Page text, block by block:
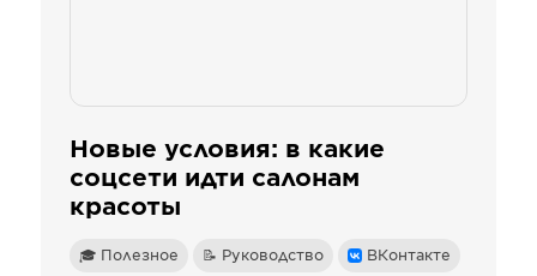
Новые условия: в какие
соцсети идти салонам
красоты
🎓 Полезное 📝 Руководство ВКонтакте